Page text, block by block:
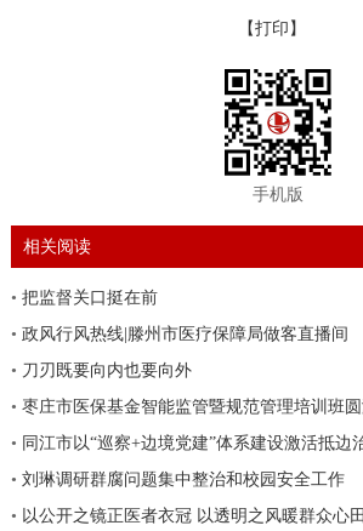
【打印】
手机版
相关阅读
• 把监督关口挺在前
• 政风行风热线|滕州市医疗保障局做客直播间
• 刀刃既要向内也要向外
• 枣庄市医保基金智能监管暨规范管理培训班
• 同江市以“巡察+边境党建”体系建设激活抵边
• 刘琳调研群腐问题集中整治和校园安全工作
• 以公开之镜正医者衣冠 以透明之风暖群众心田